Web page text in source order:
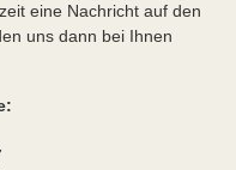
eine Nachricht auf den
uns dann bei Ihnen